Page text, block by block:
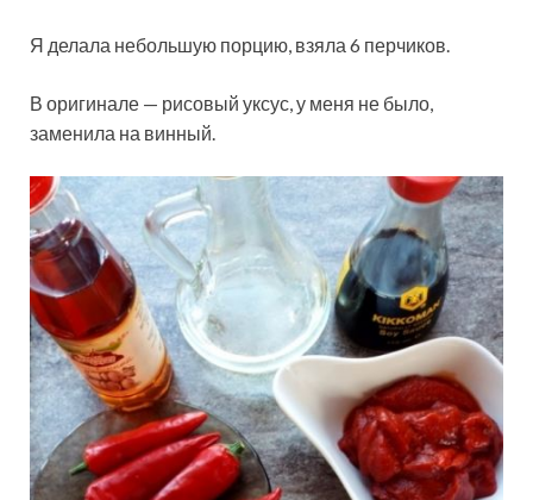
Я делала небольшую порцию, взяла 6 перчиков.
В оригинале — рисовый уксус, у меня не было,
заменила на винный.